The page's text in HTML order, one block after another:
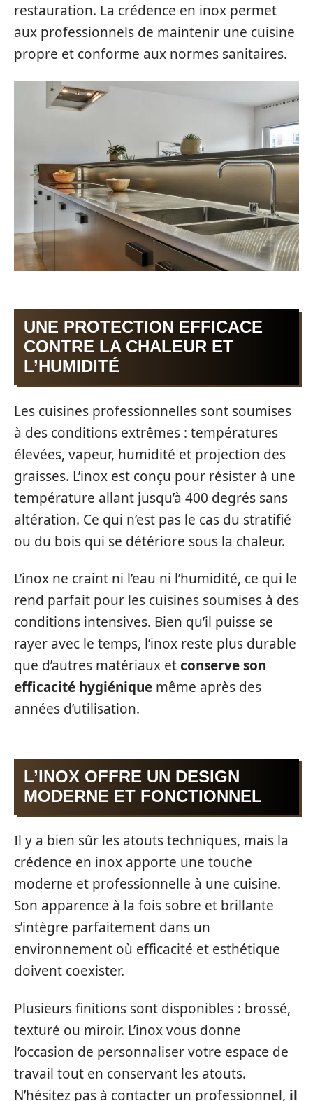
restauration. La crédence en inox permet
aux professionnels de maintenir une cuisine
propre et conforme aux normes sanitaires.
UNE PROTECTION EFFICACE
CONTRE LA CHALEUR ET
L’HUMIDITÉ
Les cuisines professionnelles sont soumises
à des conditions extrêmes : températures
élevées, vapeur, humidité et projection des
graisses. L’inox est conçu pour résister à une
température allant jusqu’à 400 degrés sans
altération. Ce qui n’est pas le cas du stratifié
ou du bois qui se détériore sous la chaleur.
L’inox ne craint ni l’eau ni l’humidité, ce qui le
rend parfait pour les cuisines soumises à des
conditions intensives. Bien qu’il puisse se
rayer avec le temps, l’inox reste plus durable
que d’autres matériaux etconserve son
efficacité hygiénique même après des
années d’utilisation.
L’INOX OFFRE UN DESIGN
MODERNE ET FONCTIONNEL
Il y a bien sûr les atouts techniques, mais la
crédence en inox apporte une touche
moderne et professionnelle à une cuisine.
Son apparence à la fois sobre et brillante
s’intègre parfaitement dans un
environnement où efficacité et esthétique
doivent coexister.
Plusieurs finitions sont disponibles : brossé,
texturé ou miroir. L’inox vous donne
l’occasion de personnaliser votre espace de
travail tout en conservant les atouts.
N’hésitez pas à contacter un professionnel, il